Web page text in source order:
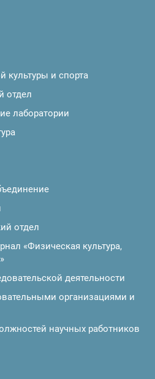
и спорта
отдел
лаборатории
отдел
«Физическая культура,
деятельности
организациями и
научных работников